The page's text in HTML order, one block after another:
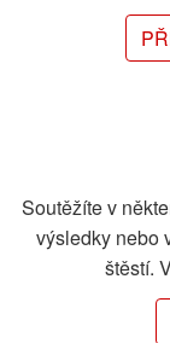
Soutěžíte v
výsledky nebo
štěstí.